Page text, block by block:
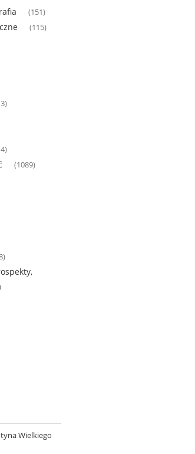
(151)
(115)
(1089)
Wielkiego